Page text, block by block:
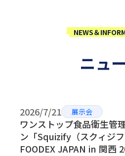
NEWS＆
ニュ
2026/7/21 展示会
ワンストップ食品衛生管
ン「Squizify（スクィジフ
FOODEX JAPAN in 関西